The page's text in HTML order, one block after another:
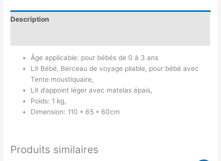
Description
Âge applicable: pour bébés de 0 à 3 ans
Lit Bébé, Berceau de voyage pliable, pour bébé avec
Tente moustiquaire,
Lit d’appoint léger avec matelas épais,
Poids: 1 kg,
Dimension: 110 * 65 * 60cm
Produits similaires